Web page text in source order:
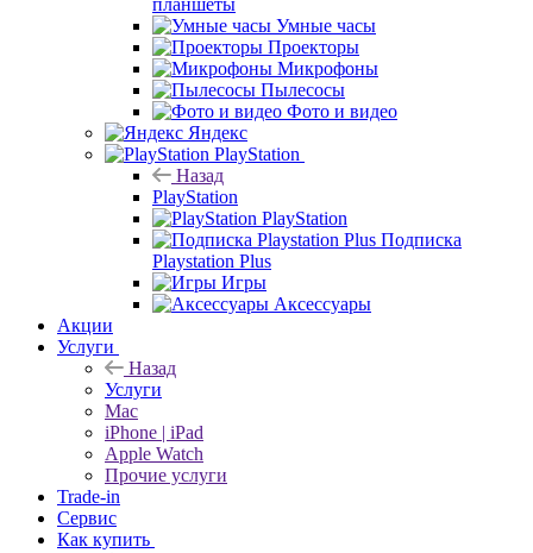
планшеты
Умные часы
Проекторы
Микрофоны
Пылесосы
Фото и видео
Яндекс
PlayStation
Назад
PlayStation
PlayStation
Подписка
Playstation Plus
Игры
Аксессуары
Акции
Услуги
Назад
Услуги
Mac
iPhone | iPad
Apple Watch
Прочие услуги
Trade-in
Сервис
Как купить